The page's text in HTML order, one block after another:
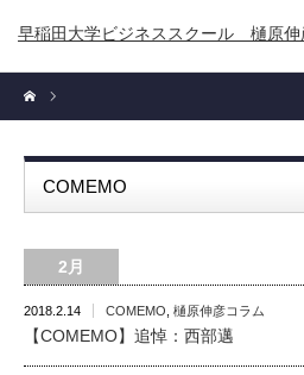
早稲田大学ビジネススクール 樋原伸
COMEMO
2月
2018.2.14 COMEMO 樋原伸彦コラム
【COMEMO】追悼：西部邁